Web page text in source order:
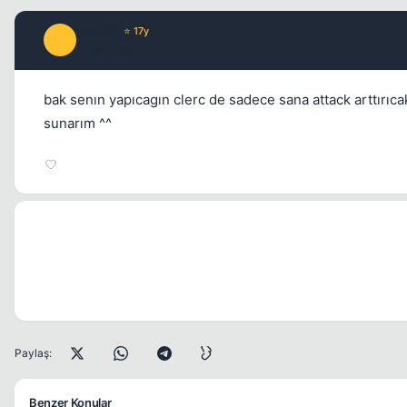
⭐ 17y
bak senın yapıcagın clerc de sadece sana attack
sunarım ^^
Paylaş:
Benzer Konular